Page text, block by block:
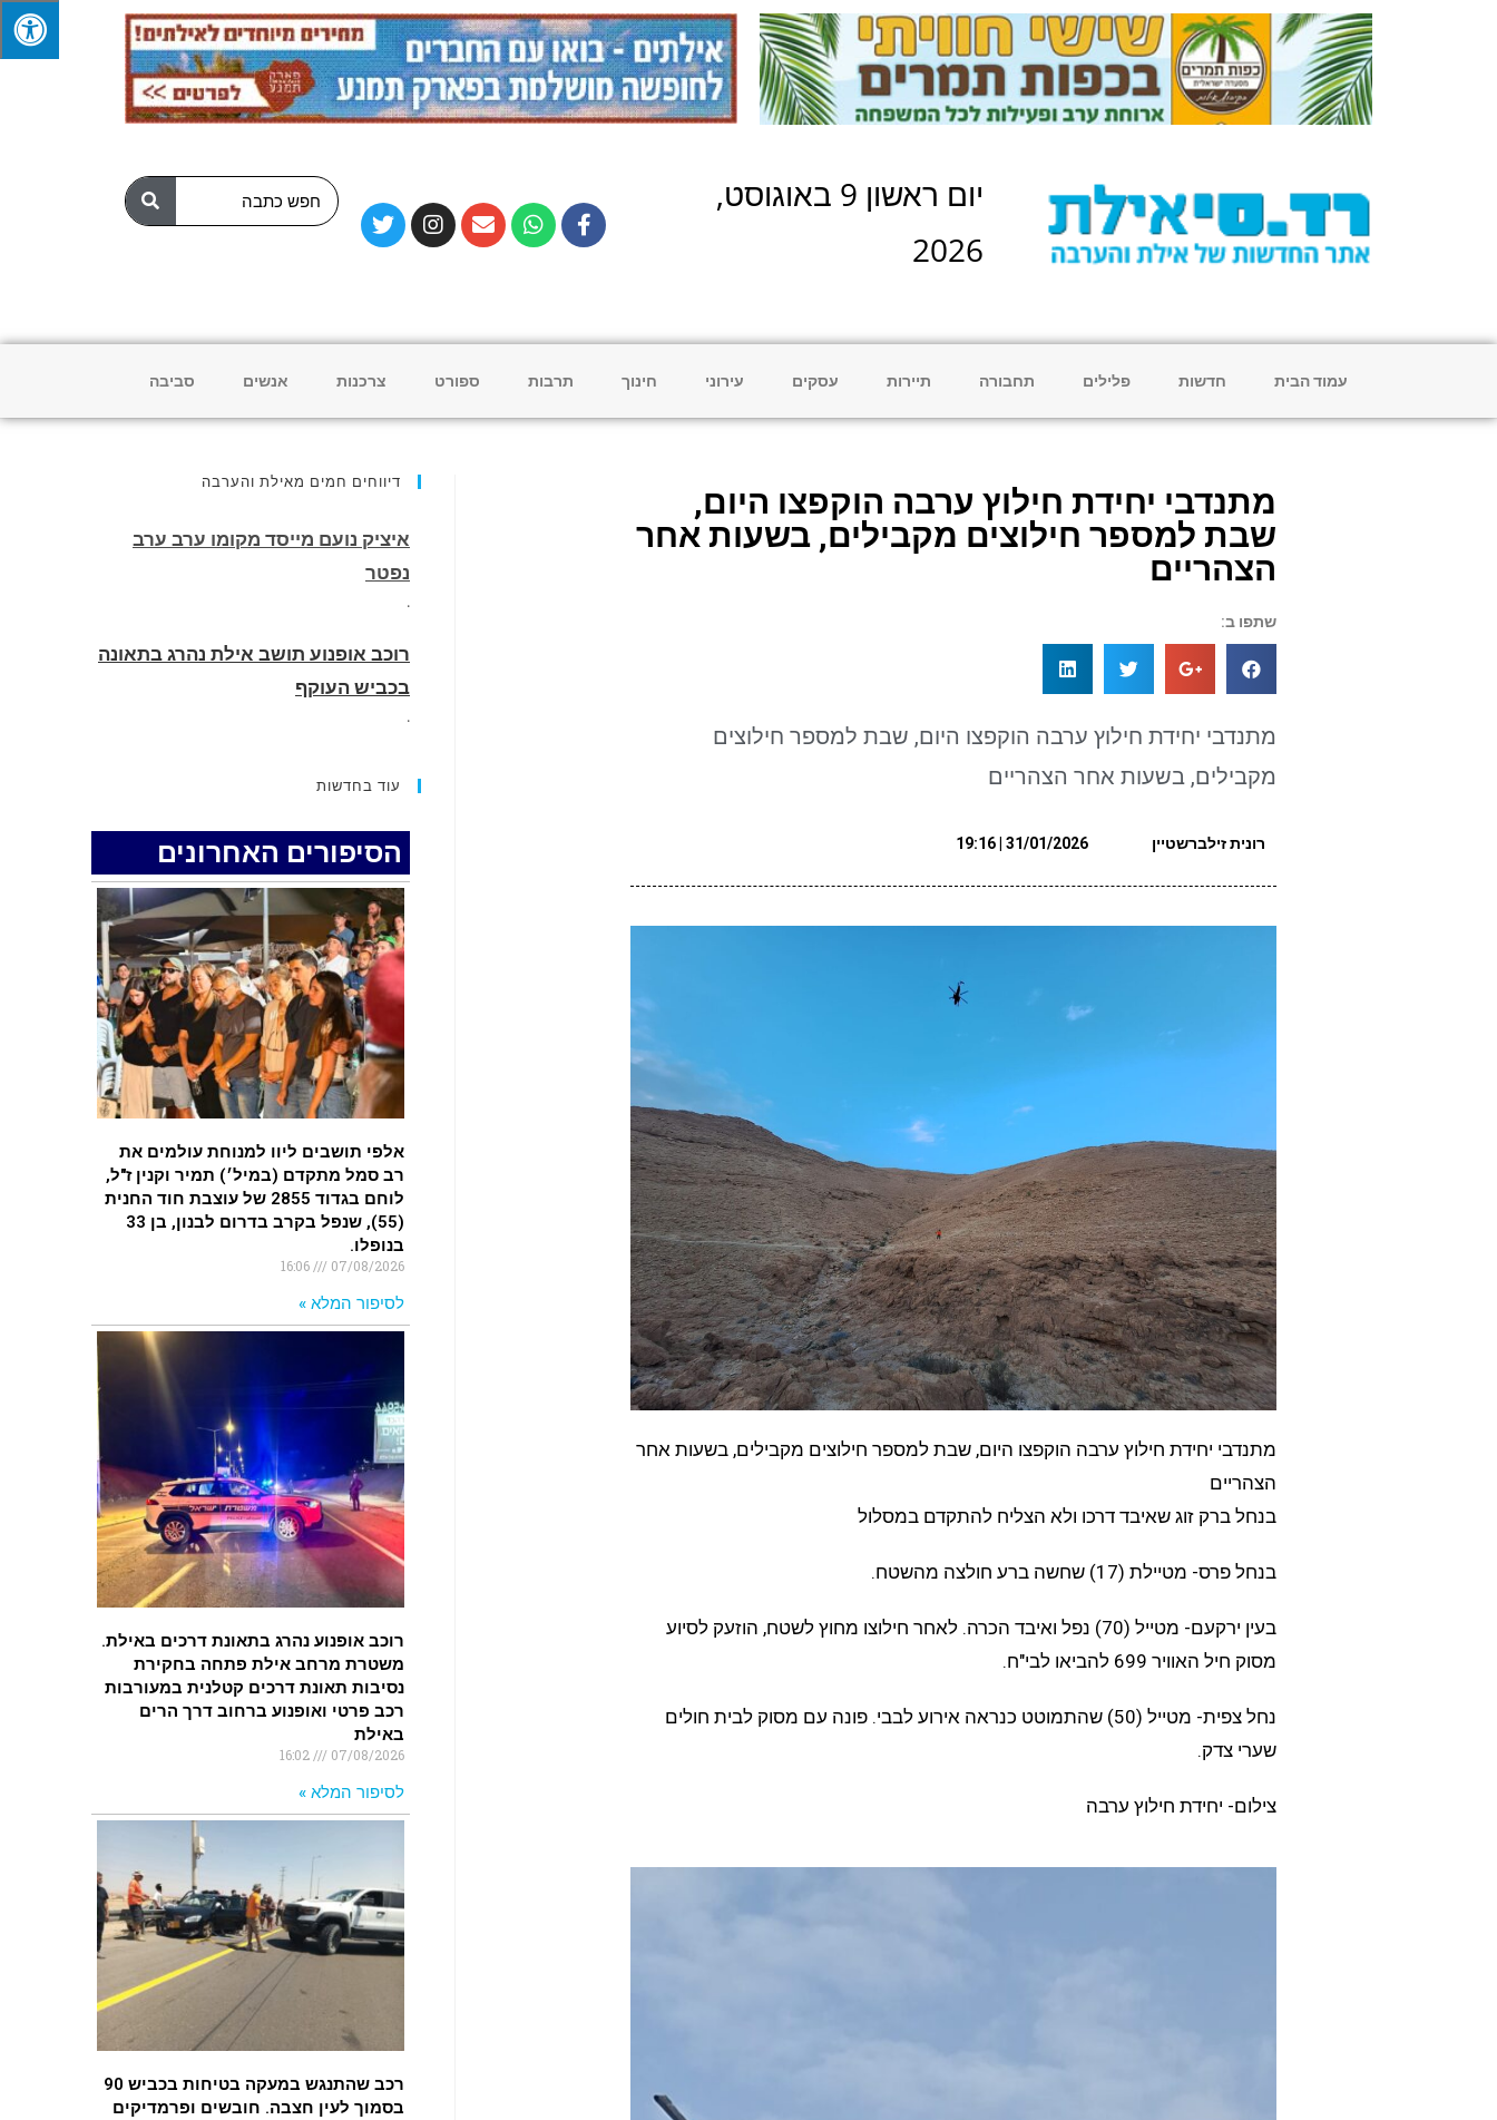
יום ראשון 9 באוגוסט,
2026
עמוד הבית חדשות פלילים תחבורה תיירות עסקים עירוני חינוך תרבות ספורט צרכנות אנשים סביבה
מתנדבי יחידת חילוץ ערבה הוקפצו היום,
שבת למספר חילוצים מקבילים, בשעות אחר
הצהריים
שתפו ב:
מתנדבי יחידת חילוץ ערבה הוקפצו היום, שבת למספר חילוצים
מקבילים, בשעות אחר הצהריים
רונית זילברשטיין 31/01/2026 | 19:16
מתנדבי יחידת חילוץ ערבה הוקפצו היום, שבת למספר חילוצים מקבילים, בשעות אחר
הצהריים
בנחל ברק זוג שאיבד דרכו ולא הצליח להתקדם במסלול
בנחל פרס- מטיילת (17) שחשה ברע חולצה מהשטח.
בעין ירקעם- מטייל (70) נפל ואיבד הכרה. לאחר חילוצו מחוץ לשטח, הוזעק לסיוע
מסוק חיל האוויר 699 להביאו לבי"ח.
נחל צפית- מטייל (50) שהתמוטט כנראה אירוע לבבי. פונה עם מסוק לבית חולים
שערי צדק.
צילום- יחידת חילוץ ערבה
דיווחים חמים מאילת והערבה
איציק נועם מייסד מקומו ערב ערב
נפטר
.
רוכב אופנוע תושב אילת נהרג בתאונה
בכביש העוקף
.
זוג שיחד עם ילדיהם יצאו למסע גניבות
באילת.
האדמה רועדת- סדרת רעידות אדמה
בחצי האי סיני
רכב התנגש במעקה בטיחות בכביש 90
בסמוך לעין חצבה. פצועים
איציק נועם מייסד מקומו ערב ערב
נפטר
עוד בחדשות
הסיפורים האחרונים
אלפי תושבים ליוו למנוחת עולמים את
רב סמל מתקדם (במיל׳) תמיר וקנין ז"ל,
לוחם בגדוד 2855 של עוצבת חוד החנית
(55), שנפל בקרב בדרום לבנון, בן 33
בנופלו.
07/08/2026
לסיפור המלא »
רוכב אופנוע נהרג בתאונת דרכים באילת.
משטרת מרחב אילת פתחה בחקירת
נסיבות תאונת דרכים קטלנית במעורבות
רכב פרטי ואופנוע ברחוב דרך הרים
באילת
07/08/2026
לסיפור המלא »
רכב שהתנגש במעקה בטיחות בכביש 90
בסמוך לעין חצבה. חובשים ופרמדיקים